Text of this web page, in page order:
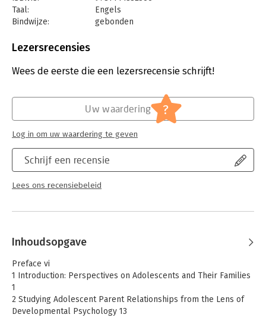
research with adolescents in Hong Kong and China
-Discusses extensive research on disclosure and secrecy
development
surveys, as well as scholarly sources drawn from
-Explores how different strands of development, including
autonomy, rights and justice, and society and social convention,
Taal:
Engels
Bindwijze:
gebonden
Uitgever:
Lezersrecensies
Wees de eerste die een lezersrecensie schrijft!
Schrijf een recensie
Lees ons recensiebeleid
Uw waardering ?
Log in om uw waardering te geven
Inhoudsopgave
Preface vi
1 Introduction: Perspectives on Adolescents and Their Families
1
2 Studying Adolescent Parent Relationships from the Lens of
Developmental Psychology 13